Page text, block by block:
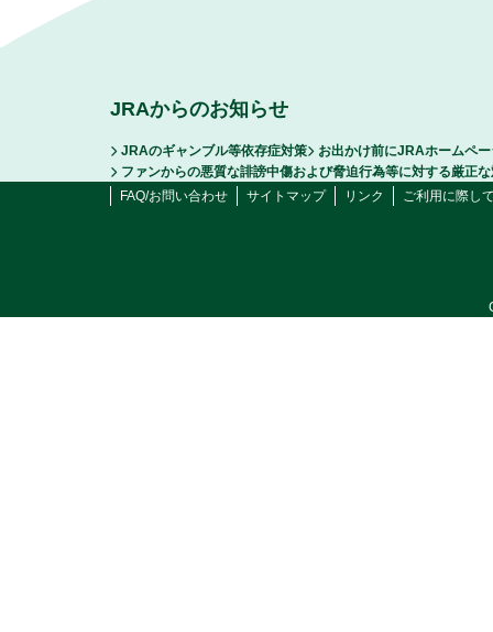
JRAからのお知らせ
JRAのギャンブル等依存症対策
お出かけ前にJRAホームペ
ファンからの悪質な誹謗中傷および脅迫行為等に対する厳正
FAQ/お問い合わせ
サイトマップ リンク ご利用に際し